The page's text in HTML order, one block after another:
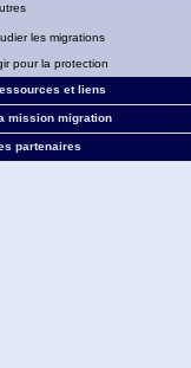
les migrations
pour la protection
et liens
mission migration
partenaires